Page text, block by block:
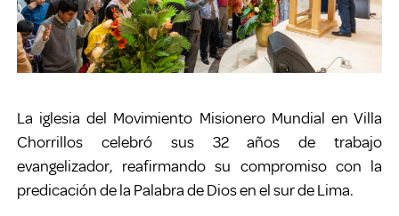
La iglesia del Movimiento Misionero Mundial en Villa
Chorrillos celebró sus 32 años de trabajo
evangelizador, reafirmando su compromiso con la
predicación de la Palabra de Dios en el sur de Lima.